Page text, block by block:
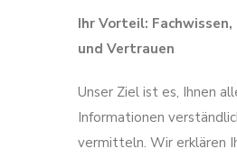
Ihr Vorteil: Fachwissen,
und Vertrauen
Unser Ziel ist es, Ihnen
Informationen
vermitteln. Wir erklären